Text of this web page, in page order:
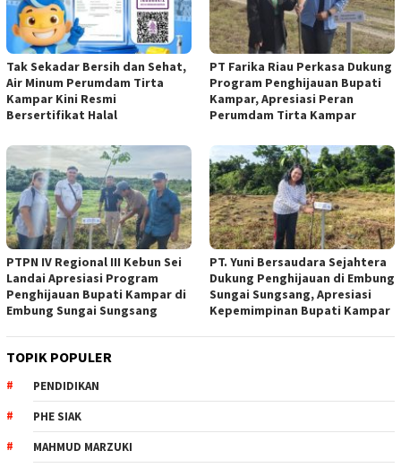
Tak Sekadar Bersih dan Sehat,
Air Minum Perumdam Tirta
Kampar Kini Resmi
Bersertifikat Halal
PT Farika Riau Perkasa Dukung
Program Penghijauan Bupati
Kampar, Apresiasi Peran
Perumdam Tirta Kampar
PTPN IV Regional III Kebun Sei
Landai Apresiasi Program
Penghijauan Bupati Kampar di
Embung Sungai Sungsang
PT. Yuni Bersaudara Sejahtera
Dukung Penghijauan di Embung
Sungai Sungsang, Apresiasi
Kepemimpinan Bupati Kampar ‎
TOPIK POPULER
PENDIDIKAN
PHE SIAK
MAHMUD MARZUKI